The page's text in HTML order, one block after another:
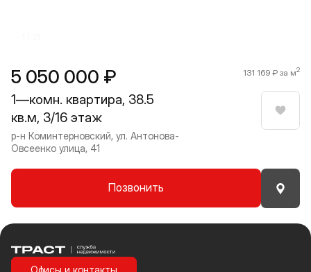
5 050 000 ₽ 131 169 ₽ за м2
1—комн. квартира, 38.5
кв.м, 3/16 этаж
р-н Коминтерновский, ул. Антонова-
Овсеенко улица, 41
Позвонить
Траст | Служба недвижимости